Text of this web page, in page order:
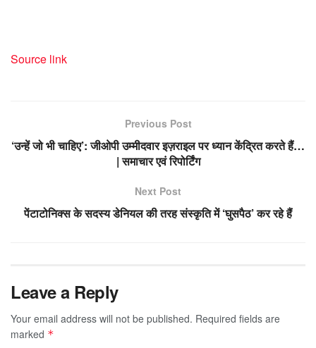
Source link
Previous Post
‘उन्हें जो भी चाहिए’: जीओपी उम्मीदवार इज़राइल पर ध्यान केंद्रित करते हैं…
| समाचार एवं रिपोर्टिंग
Next Post
पेंटाटोनिक्स के सदस्य डेनियल की तरह संस्कृति में ‘घुसपैठ’ कर रहे हैं
Leave a Reply
Your email address will not be published. Required fields are
marked *